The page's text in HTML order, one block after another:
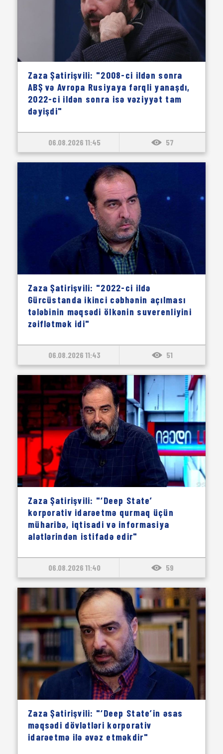
Zaza Şatirişvili: "2008-ci ildən sonra
ABŞ və Avropa Rusiyaya fərqli yanaşdı,
2022-ci ildən sonra isə vəziyyət tam
dəyişdi"
06.08.2026 11:45 57
Zaza Şatirişvili: "2022-ci ildə
Gürcüstanda ikinci cəbhənin açılması
tələbinin məqsədi ölkənin suverenliyini
zəiflətmək idi"
06.08.2026 11:43 51
Zaza Şatirişvili: "‘Deep State’
korporativ idarəetmə qurmaq üçün
müharibə, iqtisadi və informasiya
alətlərindən istifadə edir"
06.08.2026 11:40 59
Zaza Şatirişvili: "‘Deep State’in əsas
məqsədi dövlətləri korporativ
idarəetmə ilə əvəz etməkdir"